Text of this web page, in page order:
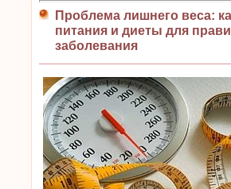
Проблема лишнего веса:
питания и диеты для
заболевания